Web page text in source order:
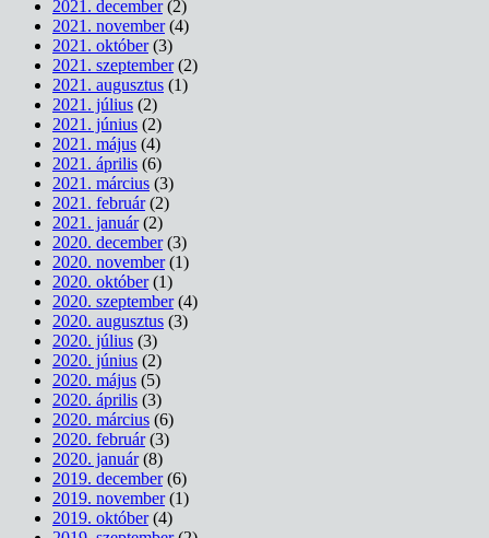
2021. december(2)
2021. november(4)
2021. október(3)
2021. szeptember(2)
2021. augusztus (1)
2021. július (2)
2021. június (2)
2021. május (4)
2021. április (6)
2021. március (3)
2021. február(2)
2021. január(2)
2020. december(3)
2020. november(1)
2020. október(1)
2020. szeptember(4)
2020. augusztus (3)
2020. július (3)
2020. június (2)
2020. május (5)
2020. április (3)
2020. március (6)
2020. február(3)
2020. január(8)
2019. december(6)
2019. november(1)
2019. október(4)